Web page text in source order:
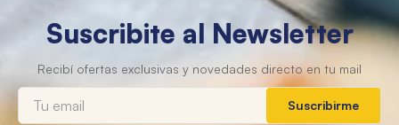
Suscribite al Newsletter
Suscribirme